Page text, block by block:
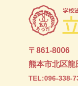
〒861-8006
熊本市北区龍
TEL:096-338-